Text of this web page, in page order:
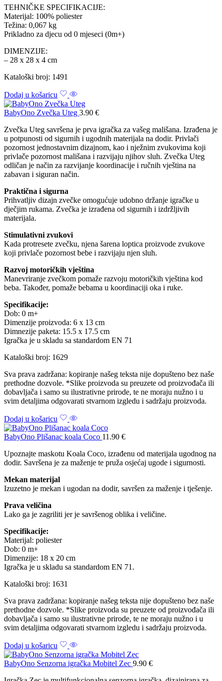
TEHNIČKE SPECIFIKACIJE:
Materijal: 100% poliester
Težina: 0,067 kg
Prikladno za djecu od 0 mjeseci (0m+)
DIMENZIJE:
– 28 x 28 x 4 cm
Kataloški broj: 1491
Dodaj u košaricu
BabyOno Zvečka Uteg 3.90 €
Zvečka Uteg savršena je prva igračka za vašeg mališana. Izrađena je
u potpunosti od sigurnih i ugodnih materijala na dodir. Privlači
pozornost jednostavnim dizajnom, kao i nježnim zvukovima koji
privlače pozornost mališana i razvijaju njihov sluh. Zvečka Uteg
odličan je način za razvijanje koordinacije i ručnih vještina na
zabavan i siguran način.
Praktična i sigurna
Prihvatljiv dizajn zvečke omogućuje udobno držanje igračke u
dječjim rukama. Zvečka je izrađena od sigurnih i izdržljivih
materijala.
Stimulativni zvukovi
Kada protresete zvečku, njena šarena loptica proizvode zvukove
koji privlače pozornost bebe i razvijaju njen sluh.
Razvoj motoričkih vještina
Manevriranje zvečkom pomaže razvoju motoričkih vještina kod
beba. Također, pomaže bebama u koordinaciji oka i ruke.
Specifikacije:
Dob: 0 m+
Dimenzije proizvoda: 6 x 13 cm
Dimnezije paketa: 15.5 x 17.5 cm
Igračka je u skladu sa standardom EN 71
Kataloški broj: 1629
Sva prava zadržana: kopiranje našeg teksta nije dopušteno bez naše
prethodne dozvole. *Slike proizvoda su preuzete od proizvođača ili
dobavljača i samo su ilustrativne prirode, te ne moraju nužno i u
svim detaljima odgovarati stvarnom izgledu i sadržaju proizvoda.
Dodaj u košaricu
BabyOno Plišanac koala Coco 11.90 €
Upoznajte maskotu Koala Coco, izrađenu od materijala ugodnog na
dodir. Savršena je za maženje te pruža osjećaj ugode i sigurnosti.
Mekan materijal
Izuzetno je mekan i ugodan na dodir, savršen za maženje i tješenje.
Prava veličina
Lako ga je zagriliti jer je savršenog oblika i veličine.
Specifikacije:
Materijal: poliester
Dob: 0 m+
Dimenzije: 18 x 20 cm
Igračka je u skladu sa standardom EN 71.
Kataloški broj: 1631
Sva prava zadržana: kopiranje našeg teksta nije dopušteno bez naše
prethodne dozvole. *Slike proizvoda su preuzete od proizvođača ili
dobavljača i samo su ilustrativne prirode, te ne moraju nužno i u
svim detaljima odgovarati stvarnom izgledu i sadržaju proizvoda.
Dodaj u košaricu
BabyOno Senzorna igračka Mobitel Zec 9.90 €